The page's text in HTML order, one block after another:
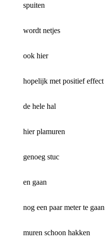
spuiten
wordt netjes
ook hier
hopelijk met positief effect
de hele hal
hier plamuren
genoeg stuc
en gaan
nog een paar meter te gaan
muren schoon hakken